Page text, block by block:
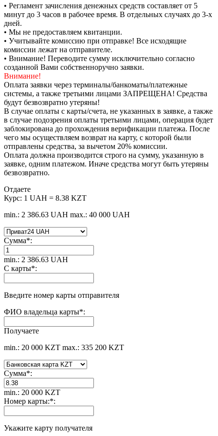
• Регламент зачисления денежных средств составляет от 5
минут до 3 часов в рабочее время. В отдельных случаях до 3-х
дней.
• Мы не предоставляем квитанции.
• Учитывайте комиссию при отправке! Все исходящие
комиссии лежат на отправителе.
• Внимание! Переводите сумму исключительно согласно
созданной Вами собственноручно заявки.
Внимание!
Оплата заявки через терминалы/банкоматы/платежные
системы, а также третьими лицами ЗАПРЕЩЕНА! Средства
будут безвозвратно утеряны!
В случае оплаты с карты/счета, не указанных в заявке, а также
в случае подозрения оплаты третьими лицами, операция будет
заблокирована до прохождения верификации платежа. После
чего мы осуществляем возврат на карту, с которой были
отправлены средства, за вычетом 20% комиссии.
Оплата должна производится строго на сумму, указанную в
заявке, одним платежом. Иначе средства могут быть утеряны
безвозвратно.
Отдаете
Курс: 1 UAH = 8.38 KZT
min.: 2 386.63 UAH max.: 40 000 UAH
Сумма*:
min.: 2 386.63 UAH
С карты*:
Введите номер карты отправителя
ФИО владельца карты*:
Получаете
min.: 20 000 KZT max.: 335 200 KZT
Сумма*:
min.: 20 000 KZT
Номер карты:*:
Укажите карту получателя